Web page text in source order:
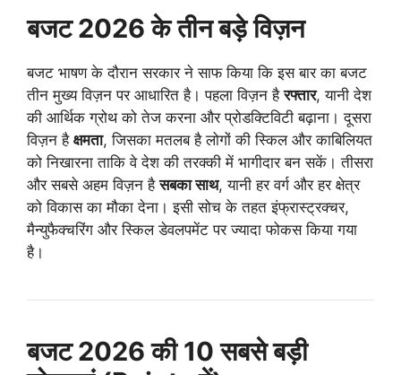
बजट 2026 के तीन बड़े विज़न
बजट भाषण के दौरान सरकार ने साफ किया कि इस बार का बजट
तीन मुख्य विज़न पर आधारित है। पहला विज़न हैरफ्तार, यानी देश
की आर्थिक ग्रोथ को तेज करना और प्रोडक्टिविटी बढ़ाना। दूसरा
विज़न है क्षमता, जिसका मतलब है लोगों की स्किल और काबिलियत
को निखारना ताकि वे देश की तरक्की में भागीदार बन सकें। तीसरा
और सबसे अहम विज़न हैसबका साथ, यानी हर वर्ग और हर क्षेत्र
को विकास का मौका देना। इसी सोच के तहत इंफ्रास्ट्रक्चर,
मैन्युफैक्चरिंग और स्किल डेवलपमेंट पर ज्यादा फोकस किया गया
है।
बजट 2026 की 10 सबसे बड़ी